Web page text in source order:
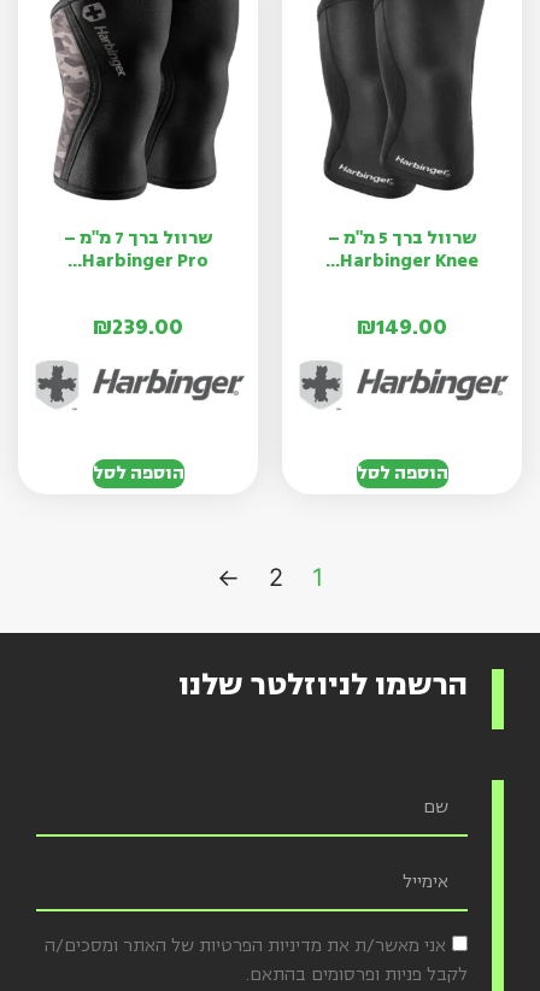
שרוול ברך 5 מ"מ –
Harbinger Knee...
₪149.00
הוספה לסל
שרוול ברך 7 מ"מ –
Harbinger Pro...
₪239.00
הוספה לסל
1
2
←
הרשמו לניוזלטר שלנו
אני מאשר/ת את מדיניות הפרטיות של האתר ומסכים/ה
לקבל פניות ופרסומים בהתאם.